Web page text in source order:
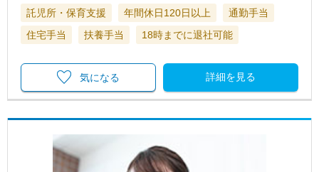
託児所・保育支援 年間休日120日以上
通勤手当
住宅手当
扶養手当 18時までに退社可能
詳細を見る
気になる